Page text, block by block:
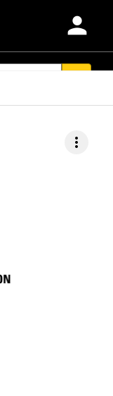
person
more_vert